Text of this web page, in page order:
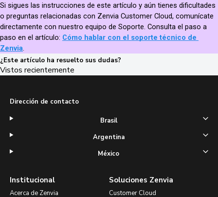
Si sigues las instrucciones de este artículo y aún tienes dificultades
o preguntas relacionadas con Zenvia Customer Cloud, comunícate
directamente con nuestro equipo de Soporte. Consulta el paso a
paso en el artículo: Cómo hablar con el soporte técnico de
Zenvia.
¿Este artículo ha resuelto sus dudas?
Vistos recientemente
Institucional
Acerca de Zenvia
Soluciones Zenvia
Customer Cloud
Dirección de contacto
Brasil
Argentina
México